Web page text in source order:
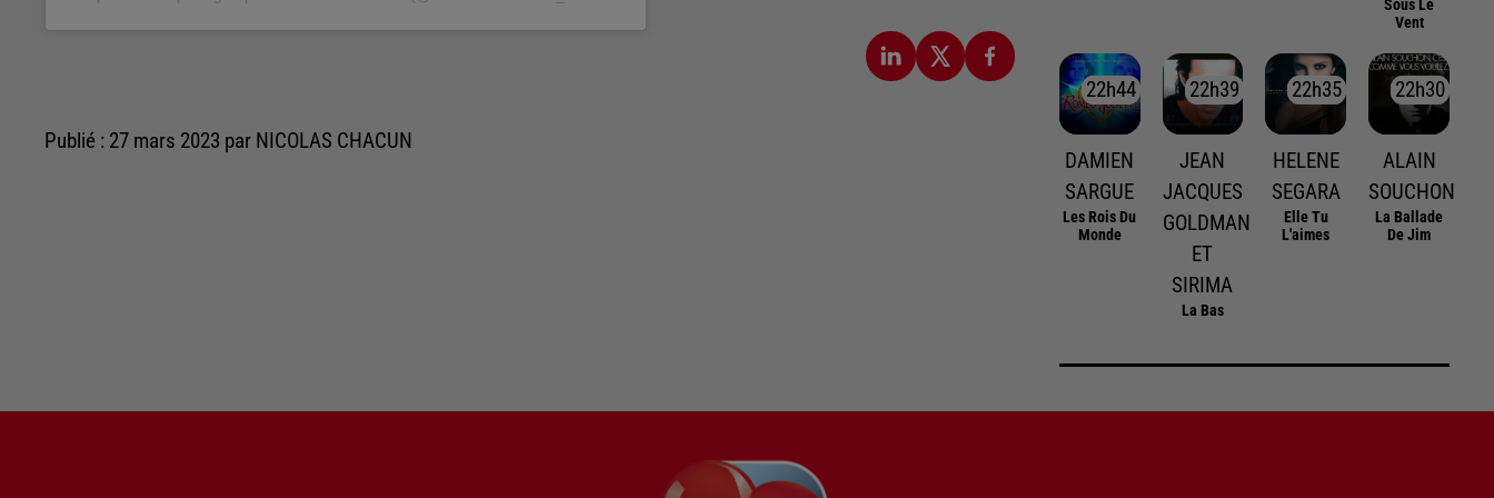
Publié : 27 mars 2023 par NICOLAS CHACUN
Sous Le
Vent
22h44
22h44
DAMIEN
SARGUE
Les Rois Du
Monde
22h39
22h39
JEAN
JACQUES
GOLDMAN
ET
SIRIMA
La Bas
22h35
22h35
HELENE
SEGARA
Elle Tu
L'aimes
22h30
22h30
ALAIN
SOUCHON
La Ballade
De Jim